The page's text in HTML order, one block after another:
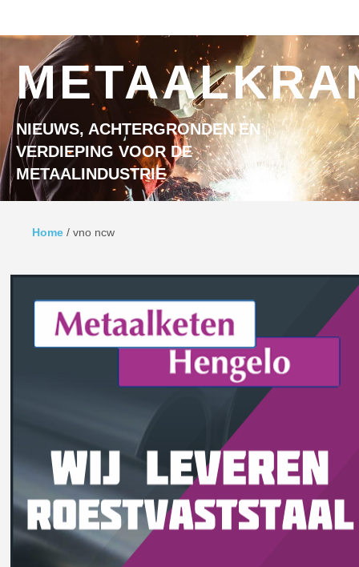
NIEUWS, ACHTERGRONDEN EN
VERDIEPING VOOR DE
METAALINDUSTRIE
Home / vno ncw